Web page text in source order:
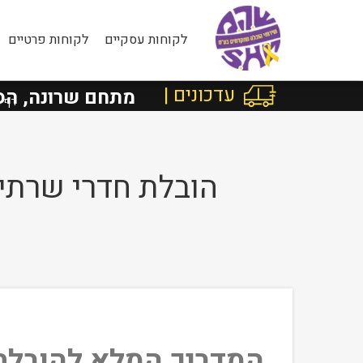
לקוחות עסקיים לקוחות פרטיים
דף עדכונים |
מרוטשילד ת״א למתחם שרונה,
הובלת חדרי